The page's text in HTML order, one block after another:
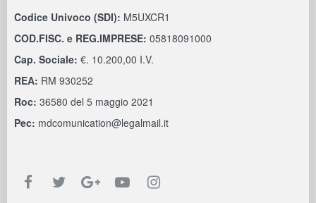
Codice Univoco (SDI): M5UXCR1
COD.FISC. e REG.IMPRESE: 05818091000
Cap. Sociale: €. 10.200,00 I.V.
REA: RM 930252
Roc: 36580 del 5 maggio 2021
Pec: mdcomunication@legalmail.it